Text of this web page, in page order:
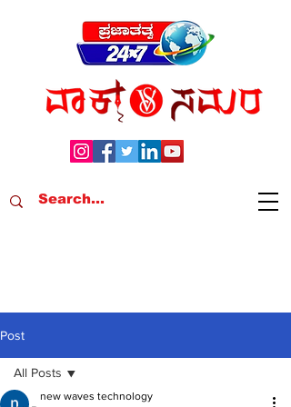
Post
All Posts
new waves technology